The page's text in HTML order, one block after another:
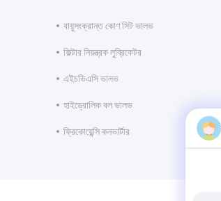
বায়ুসংক্রান্ত কোণ সিট ভালভ
ফিল্টার নিয়ন্ত্রক লুব্রিকেটর
এইচভিএসি ভালভ
হাইড্রোলিক বল ভালভ
ফ্রিকোয়েন্সি কনভার্টার